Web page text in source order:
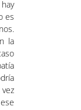
es
la